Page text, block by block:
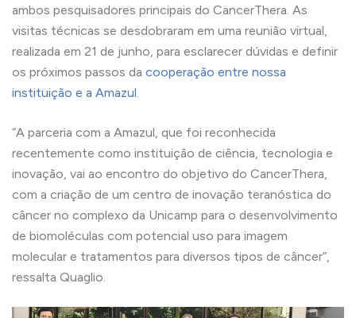
ambos pesquisadores principais do CancerThera. As
visitas técnicas se desdobraram em uma reunião virtual,
realizada em 21 de junho, para esclarecer dúvidas e definir
os próximos passos da cooperação entre nossa
instituição e a Amazul.
“A parceria com a Amazul, que foi reconhecida
recentemente como instituição de ciência, tecnologia e
inovação, vai ao encontro do objetivo do CancerThera,
com a criação de um centro de inovação teranóstica do
câncer no complexo da Unicamp para o desenvolvimento
de biomoléculas com potencial uso para imagem
molecular e tratamentos para diversos tipos de câncer”,
ressalta Quaglio.